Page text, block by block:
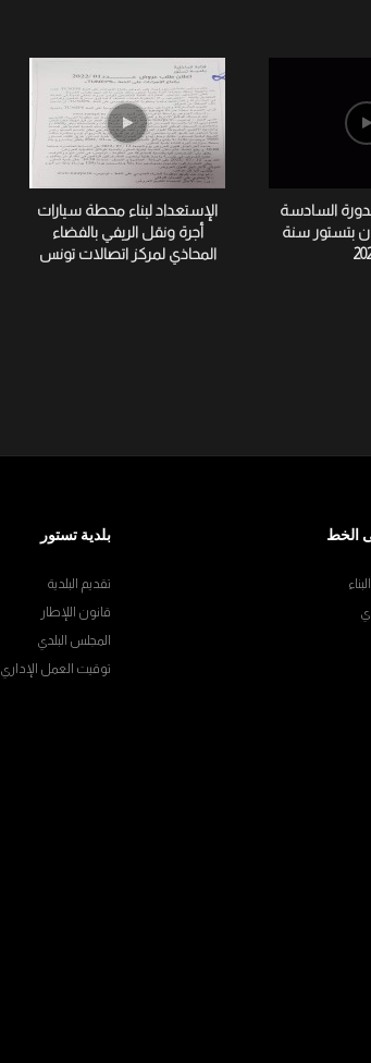
السادسة
بتستور سنة
الإستعداد لبناء محطة سيارات
أجرة ونقل الريفي بالفضاء
المحاذي لمركز اتصالات تونس
الخط بلدية تستور
تقديم البلدية
قانون اللإطار
المجلس البلدي
توقيت العمل الإداري